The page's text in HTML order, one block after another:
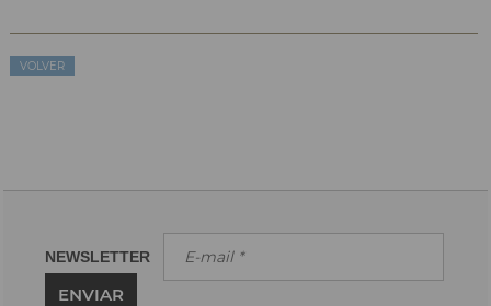
VOLVER
NEWSLETTER
ENVIAR